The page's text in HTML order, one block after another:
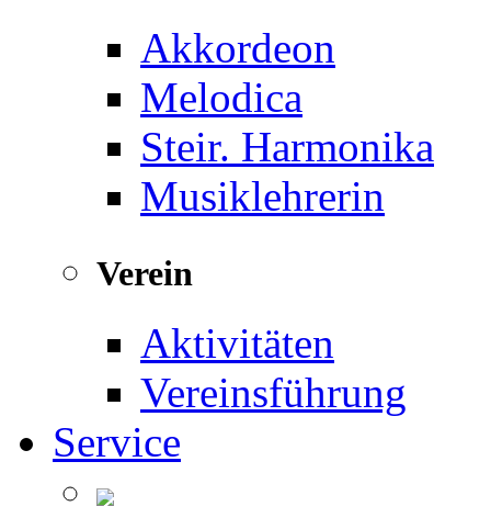
Akkordeon
Melodica
Steir. Harmonika
Musiklehrerin
Verein
Aktivitäten
Vereinsführung
Service